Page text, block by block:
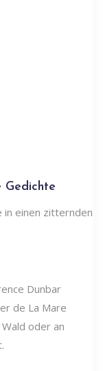
Gedichte
in einen zitternden
Dunbar
de La Mare
oder an